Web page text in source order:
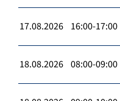
17.08.2026 16:00-17:00
18.08.2026 08:00-09:00